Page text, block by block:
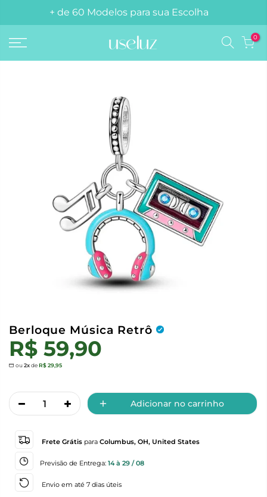
Compre 3 berloques e ganhe 1 pulseira grátis!
+ de 60 Modelos para sua Escolha
0
Berloque Música Retrô
R$ 59,90
ou2xdeR$ 29,95
Adicionar no carrinho
Frete Grátis para Columbus, OH, United States
Previsão de Entrega: 14 à 29 / 08
Envio em até 7 dias úteis